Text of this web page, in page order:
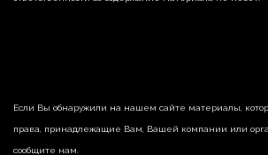
Если Вы обнаружили на нашем сайте материалы,
права, принадлежащие Вам, Вашей компании или
сообщите нам.